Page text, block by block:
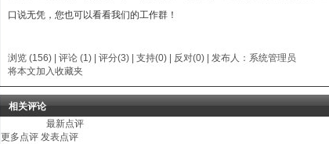
口说无凭，您也可以看看我们的工作群！
浏览 (156) | 评论 (1) | 评分(3) | 支持(0) 反对(0) | 发布人： 系统管理员
将本文加入收藏夹
相关评论
最新点评
更多点评 发表点评